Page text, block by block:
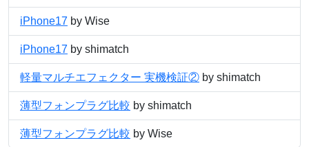
iPhone17 by Wise
iPhone17 by shimatch
軽量マルチエフェクター 実機検証② by shimatch
薄型フォンプラグ比較 by shimatch
薄型フォンプラグ比較 by Wise